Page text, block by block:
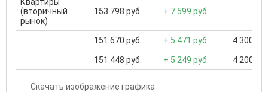
(вторичный
рынок)
153 798 руб. + 7 599 руб.
151 670 руб. + 5 471 руб. 4 300
151 448 руб. + 5 249 руб. 4 200
Скачать изображение графика